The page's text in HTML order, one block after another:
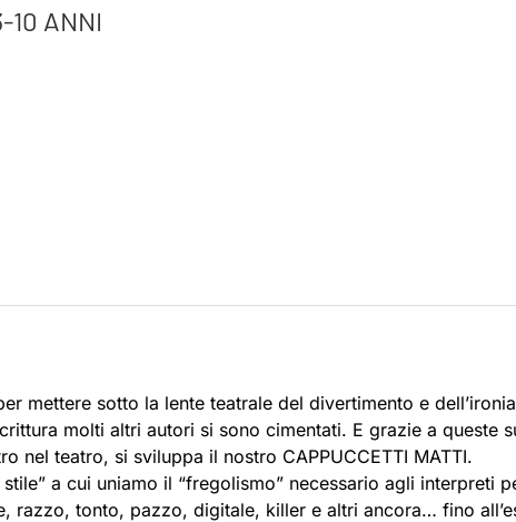
10 ANNI
mettere sotto la lente teatrale del divertimento e
molti altri autori si sono cimentati. E grazie a queste
nel teatro, si sviluppa il nostro CAPPUCCETTI MATTI.
a cui uniamo il “fregolismo” necessario agli interpreti
razzo, tonto, pazzo, digitale, killer e altri ancora… fino